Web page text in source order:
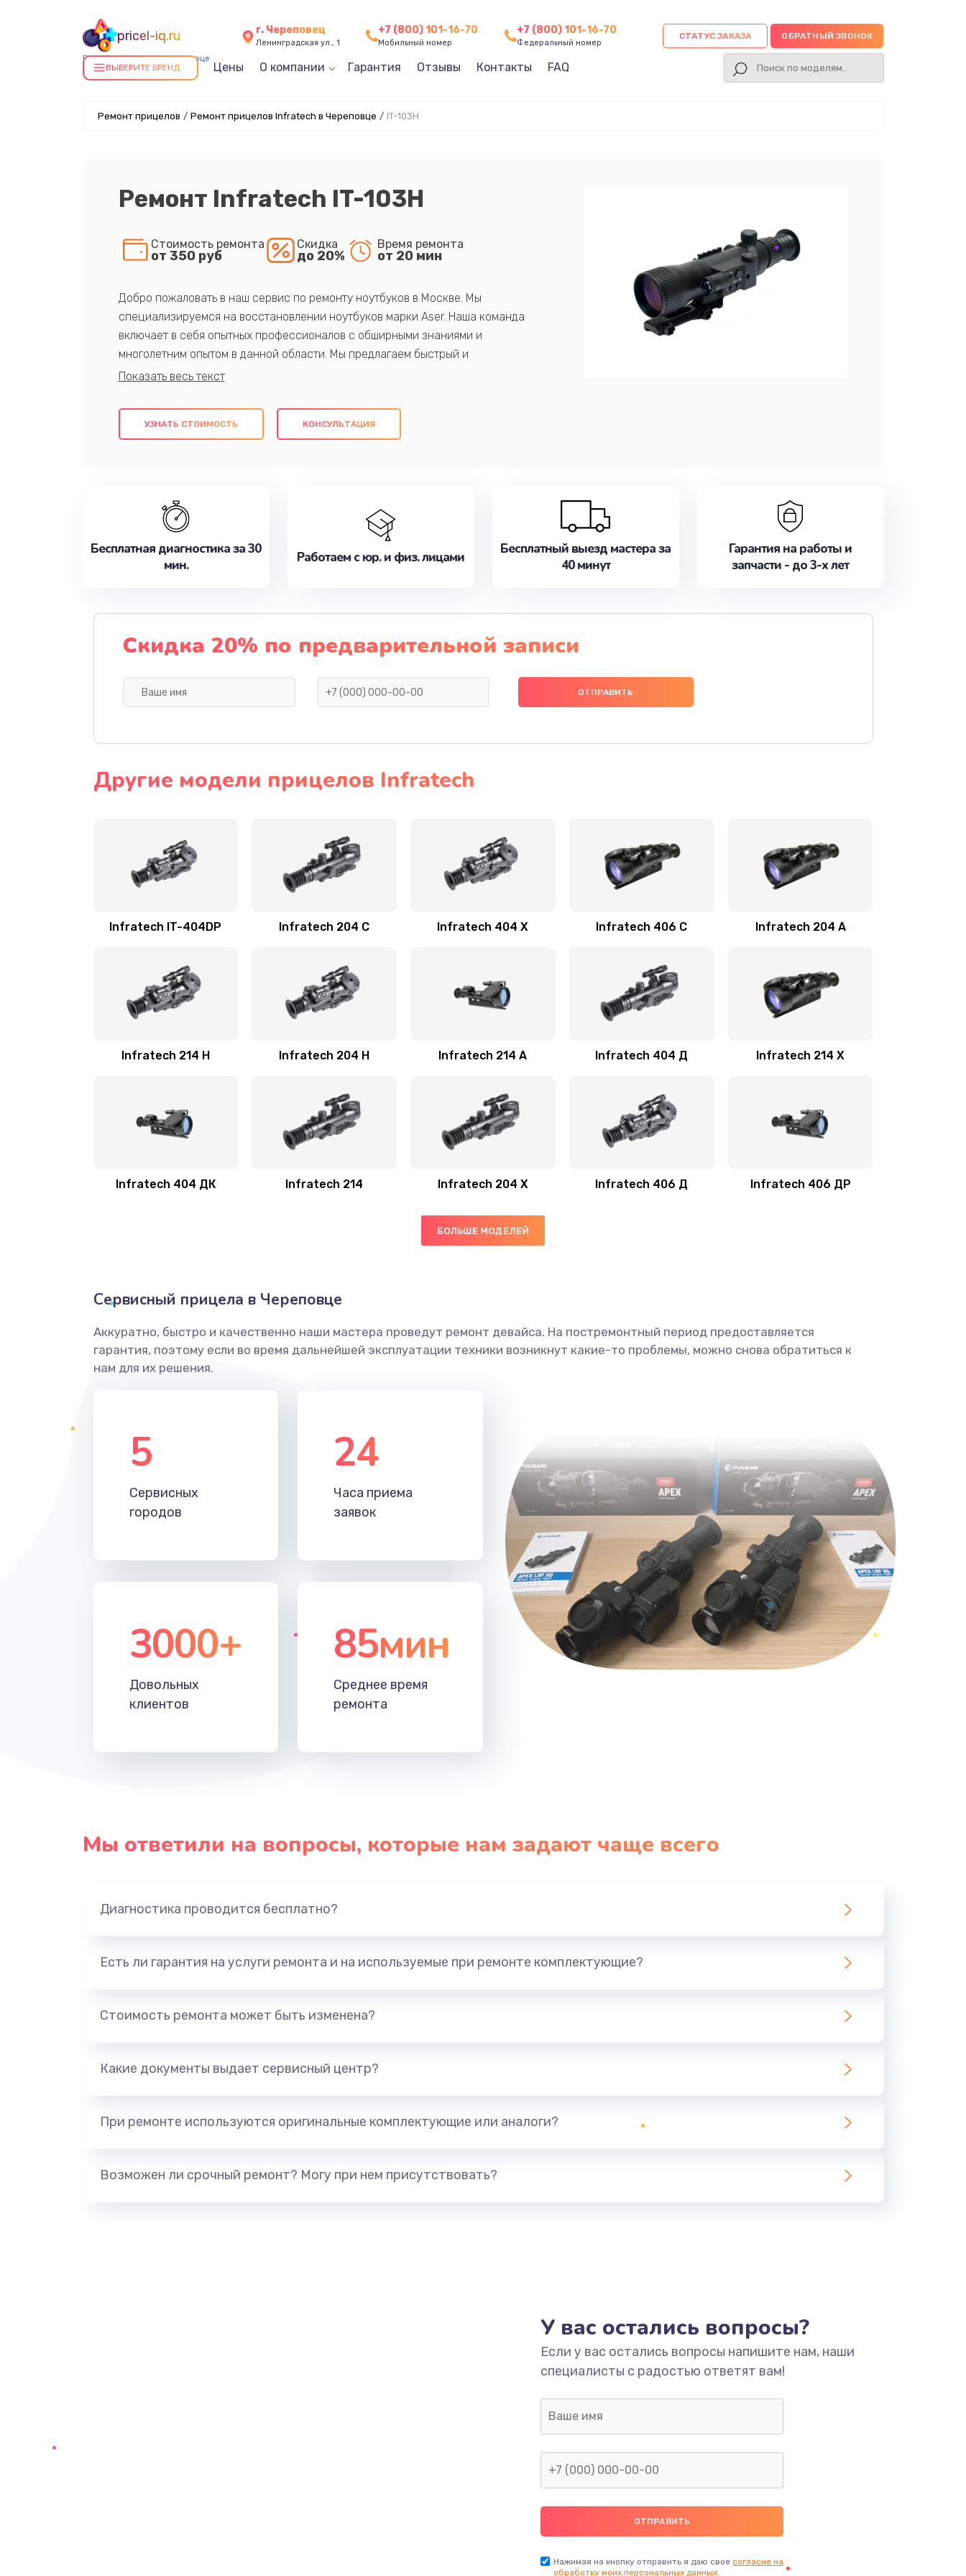
pricel-iq.ru
Ремонт прицелов в Череповце
г. Череповец
Ленинградская ул., 1
+7 (800) 101-16-70
Мобильный номер
+7 (800) 101-16-70
Федеральный номер
СТАТУС ЗАКАЗА ОБРАТНЫЙ ЗВОНОК
ВЫБЕРИТЕ БРЕНД Цены О компании Гарантия Отзывы Контакты FAQ
Ремонт прицелов / Ремонт прицелов Infratech в Череповце / IT-103Н
Ремонт Infratech IT-103Н
Стоимость ремонта
от 350 руб
Скидка
до 20%
Время ремонта
от 20 мин
Добро пожаловать в наш сервис по ремонту ноутбуков в Москве. Мы
специализируемся на восстановлении ноутбуков марки Aser. Наша команда
включает в себя опытных профессионалов с обширными знаниями и
многолетним опытом в данной области. Мы предлагаем быстрый и
качественный ремонт с использованием оригинальных компонентов, а также
клиентам надежное и профессиональное обслуживание, удовлетворяя их
потребности наилучшим образом. Не медлите записаться на ремонт уже
УЗНАТЬ СТОИМОСТЬ КОНСУЛЬТАЦИЯ
Бесплатная диагностика за 30
мин.
Работаем с юр. и физ. лицами
Бесплатный выезд мастера за
40 минут
Гарантия на работы и
запчасти - до 3-х лет
Скидка 20% по предварительной записи
Другие модели прицелов Infratech
Infratech IT-404DP Infratech 204 С Infratech 404 Х Infratech 406 С Infratech 204 А
Infratech 214 Н Infratech 204 Н Infratech 214 А Infratech 404 Д Infratech 214 Х
Infratech 404 ДК Infratech 214 Infratech 204 Х Infratech 406 Д Infratech 406 ДР
БОЛЬШЕ МОДЕЛЕЙ
Сервисный прицела в Череповце
Аккуратно, быстро и качественно наши мастера проведут ремонт девайса. На постремонтный период предоставляется
гарантия, поэтому если во время дальнейшей эксплуатации техники возникнут какие-то проблемы, можно снова обратиться к
нам для их решения.
5
Сервисных
городов
24
Часа приема
заявок
3000+
Довольных
клиентов
85мин
Среднее время
ремонта
Мы ответили на вопросы, которые нам задают чаще всего
Диагностика проводится бесплатно?
Есть ли гарантия на услуги ремонта и на используемые при ремонте комплектующие?
Стоимость ремонта может быть изменена?
Какие документы выдает сервисный центр?
При ремонте используются оригинальные комплектующие или аналоги?
Возможен ли срочный ремонт? Могу при нем присутствовать?
У вас остались вопросы?
Если у вас остались вопросы напишите нам, наши
специалисты с радостью ответят вам!
Нажимая на кнопку отправить я даю свое согласие на
обработку моих персональных данных.